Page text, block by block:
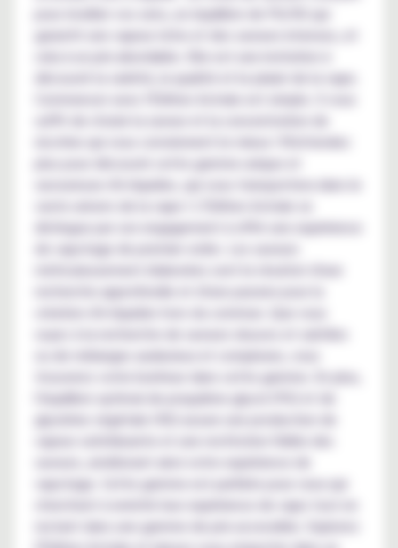
pour éveiller vos sens, un équilibre de PG/VG qui
garantit une vapeur riche et des saveurs intenses, et
cela à un prix abordable. Elle est une invitation à
découvrir la variété, la qualité et le plaisir de la vape.
Commencer avec l'Édition Astrale est simple. Il vous
nicotine qui vous conviennent le mieux ! N'attendez
plus pour découvrir cette gamme unique et
savoureuse d'e-liquides, qui vous transportera dans le
vaste univers de la vape ! L'Édition Astrale se
distingue par son engagement à offrir une expérience
de vapotage de premier ordre. Les saveurs
méticuleusement élaborées sont le résultat d'une
recherche approfondie et d'une passion pour la
soyez à la recherche de saveurs douces et subtiles
ou de mélanges audacieux et complexes, vous
trouverez votre bonheur dans cette gamme. En plus,
l'équilibre optimal de propylène glycol (PG) et de
glycérine végétale (VG) assure une production de
saveurs, améliorant ainsi votre expérience de
vapotage. Cette gamme est parfaite pour ceux qui
cherchent à enrichir leur expérience de vape tout en
restant dans une gamme de prix accessible. Explorez